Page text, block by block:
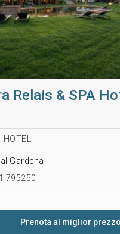
Relais & SPA
HOTEL
Gardena
795250
Prenota al miglior prezzo